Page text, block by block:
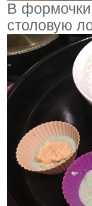
В формочки
столовую